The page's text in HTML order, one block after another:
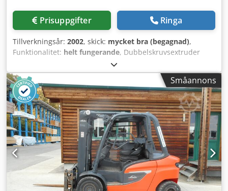
Prisuppgifter Ringa
Tillverkningsår: 2002, skick: mycket bra (begagnad),
Funktionalitet: helt fungerande, Dubbelskruvsextruder
Ref.nr.: DE27695 Tillverkare: Leistritz Typ: ZSE 40 HP
Tillverkningsår: 2002 Skruvdiameter: 2 x Ø 40,0 mm L/D:
40D Drivning: 70 kW Detaljer: medlopande, segmenterade
skruvar och cylinder, 1 x segment för sidoinmatning
Csdpfox Dip Tjx Afvsrf Alternativ: granulering, dosering,
sidomatning Erbjudandet motsvarar inte dina önskemål?
Besök gärna vår hemsida Plama Engineering eller skicka
oss din detaljerade förfrågan – vi har rätt lösning för
nästan varje budget.
Småannons